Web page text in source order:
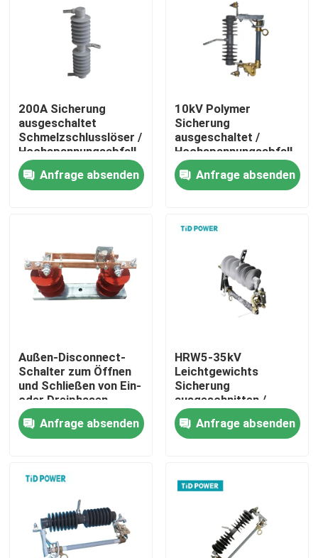
Zu Hause
Produkte
Über uns
Qualitätskontrolle
Kontakt mit uns
Bitte um ein Angebot
Eisenbahnisolator
200A Sicherung
ausgeschaltet
Schmelzschlusslöser /
Hochspannungsabfall
Sicherung
ausgeschaltet
Anfrage absenden
10kV Polymer
Sicherung
ausgeschaltet /
Hochspannungsabfall
Sicherung
ausgeschaltet
Anfrage absenden
Außen-Disconnect-
Schalter zum Öffnen
und Schließen von Ein-
oder Dreiphasen-
Schaltkreisen
Anfrage absenden
HRW5-35kV
Leichtgewichts
Sicherung
ausgeschnitten /
Elektrische Sicherung
für Hochspannung
ausgeschnitten
Anfrage absenden